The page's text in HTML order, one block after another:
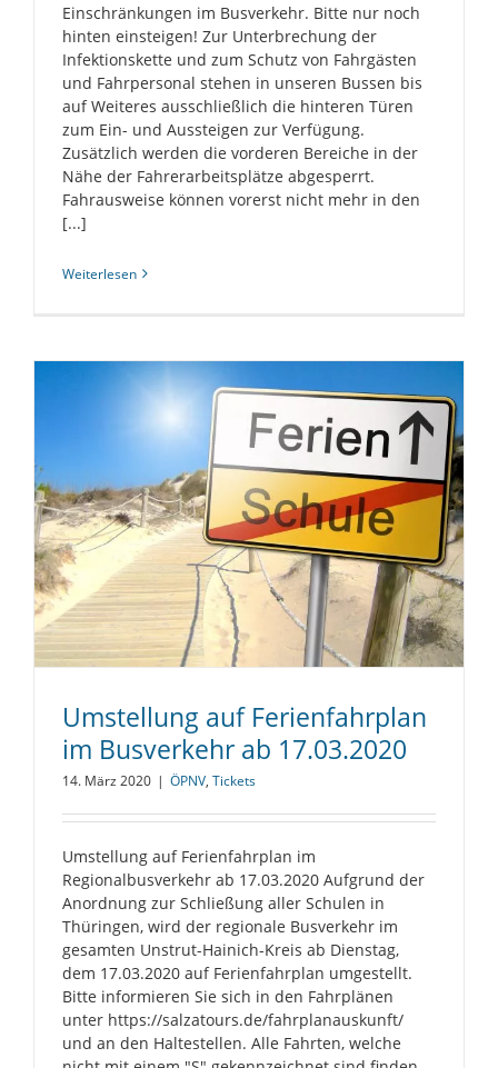
Einschränkungen im Busverkehr. Bitte nur noch
hinten einsteigen! Zur Unterbrechung der
Infektionskette und zum Schutz von Fahrgästen
und Fahrpersonal stehen in unseren Bussen bis
auf Weiteres ausschließlich die hinteren Türen
zum Ein- und Aussteigen zur Verfügung.
Zusätzlich werden die vorderen Bereiche in der
Nähe der Fahrerarbeitsplätze abgesperrt.
Fahrausweise können vorerst nicht mehr in den
[...]
Weiterlesen
Umstellung auf Ferienfahrplan
im Busverkehr ab 17.03.2020
14. März 2020 | ÖPNV, Tickets
Umstellung auf Ferienfahrplan im
Regionalbusverkehr ab 17.03.2020 Aufgrund der
Anordnung zur Schließung aller Schulen in
Thüringen, wird der regionale Busverkehr im
gesamten Unstrut-Hainich-Kreis ab Dienstag,
dem 17.03.2020 auf Ferienfahrplan umgestellt.
Bitte informieren Sie sich in den Fahrplänen
unter https://salzatours.de/fahrplanauskunft/
und an den Haltestellen. Alle Fahrten, welche